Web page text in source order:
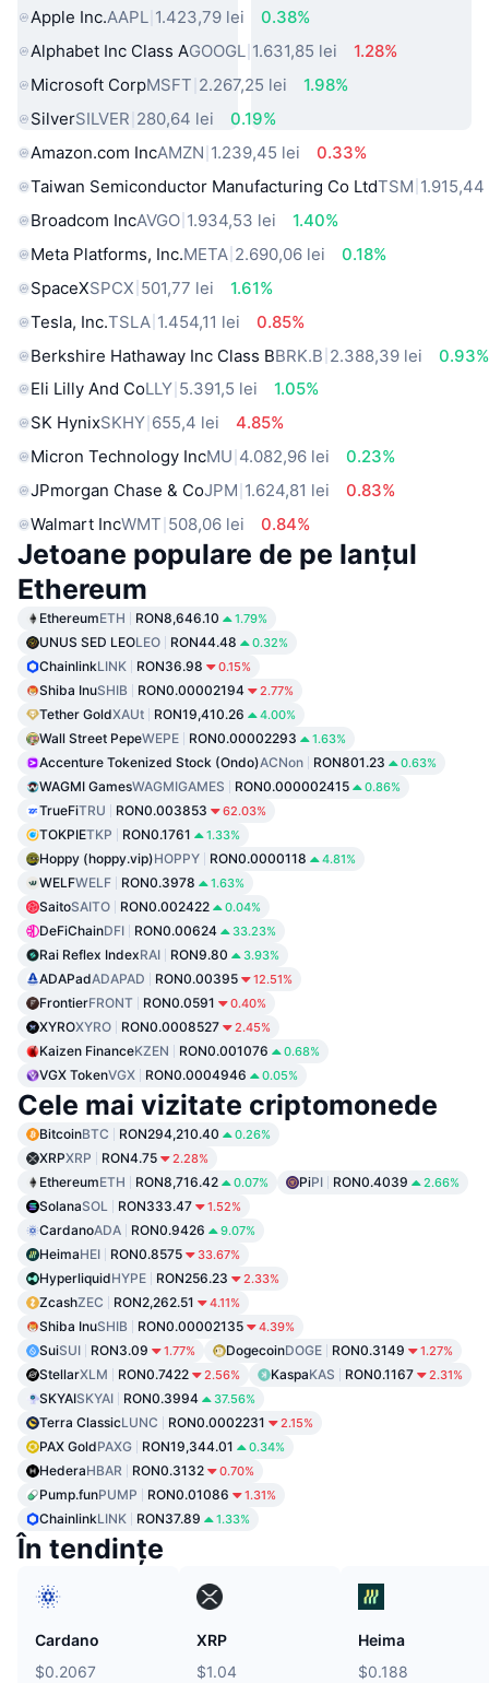
Apple Inc.AAPL 1.423,79 lei
0.38%
Alphabet Inc Class AGOOGL 1.631,85 lei
1.28%
Microsoft CorpMSFT 2.267,25 lei
1.98%
SilverSILVER 280,64 lei
0.19%
Amazon.com IncAMZN 1.239,45 lei
0.33%
Taiwan Semiconductor Manufacturing Co LtdTSM
Broadcom IncAVGO 1.934,53 lei
1.40%
Meta Platforms, Inc.META 2.690,06 lei
0.18%
SpaceXSPCX 501,77 lei
1.61%
Tesla, Inc.TSLA 1.454,11 lei
0.85%
Berkshire Hathaway Inc Class BBRK.B 2.388,39 lei
0.93%
Eli Lilly And CoLLY 5.391,5 lei
1.05%
SK HynixSKHY 655,4 lei
4.85%
Micron Technology IncMU 4.082,96 lei
0.23%
JPmorgan Chase & CoJPM 1.624,81 lei
0.83%
Walmart IncWMT 508,06 lei 0.84%
Jetoane populare de pe lanțul
Ethereum
EthereumETH RON8,646.10 1.79%
UNUS SED LEOLEO RON44.48 0.32%
ChainlinkLINK RON36.98 0.15%
Shiba InuSHIB RON0.00002194 2.77%
Tether GoldXAUt RON19,410.26 4.00%
Wall Street PepeWEPE RON0.00002293 1.63%
Accenture Tokenized Stock (Ondo)ACNon RON801.23 0.63%
WAGMI GamesWAGMIGAMES RON0.000002415 0.86%
TrueFiTRU RON0.003853 62.03%
TOKPIETKP RON0.1761 1.33%
Hoppy (hoppy.vip)HOPPY RON0.0000118 4.81%
WELFWELF RON0.3978 1.63%
SaitoSAITO RON0.002422 0.04%
DeFiChainDFI RON0.00624 33.23%
Rai Reflex IndexRAI RON9.80 3.93%
ADAPadADAPAD RON0.00395 12.51%
FrontierFRONT RON0.0591 0.40%
XYROXYRO RON0.0008527 2.45%
Kaizen FinanceKZEN RON0.001076 0.68%
VGX TokenVGX RON0.0004946 0.05%
Cele mai vizitate criptomonede
BitcoinBTC RON294,210.40 0.26%
XRPXRP RON4.75 2.28%
EthereumETH RON8,716.42 0.07% PiPI RON0.4039 2.66%
SolanaSOL RON333.47 1.52%
CardanoADA RON0.9426 9.07%
HeimaHEI RON0.8575 33.67%
HyperliquidHYPE RON256.23 2.33%
ZcashZEC RON2,262.51 4.11%
Shiba InuSHIB RON0.00002135 4.39%
SuiSUI RON3.09 1.77% DogecoinDOGE RON0.3149 1.27%
StellarXLM RON0.7422 2.56% KaspaKAS RON0.1167 2.31%
SKYAISKYAI RON0.3994 37.56%
Terra ClassicLUNC RON0.0002231 2.15%
PAX GoldPAXG RON19,344.01 0.34%
HederaHBAR RON0.3132 0.70%
Pump.funPUMP RON0.01086 1.31%
ChainlinkLINK RON37.89 1.33%
În tendințe
Cardano
$0.2067
XRP
$1.04
Heima
$0.188